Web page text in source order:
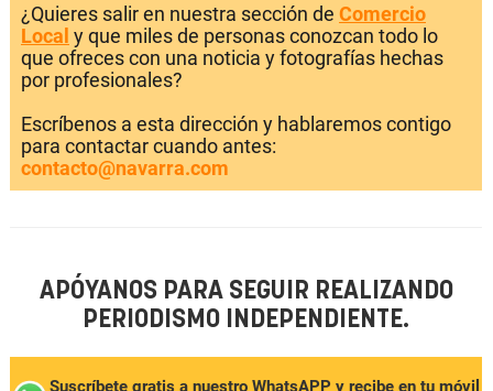
¿Quieres salir en nuestra sección de Comercio
Local y que miles de personas conozcan todo lo
que ofreces con una noticia y fotografías hechas
por profesionales?
Escríbenos a esta dirección y hablaremos contigo
para contactar cuando antes:
contacto@navarra.com
APÓYANOS PARA SEGUIR REALIZANDO
PERIODISMO INDEPENDIENTE.
Suscríbete gratis a nuestro WhatsAPP y recibe en tu móvil